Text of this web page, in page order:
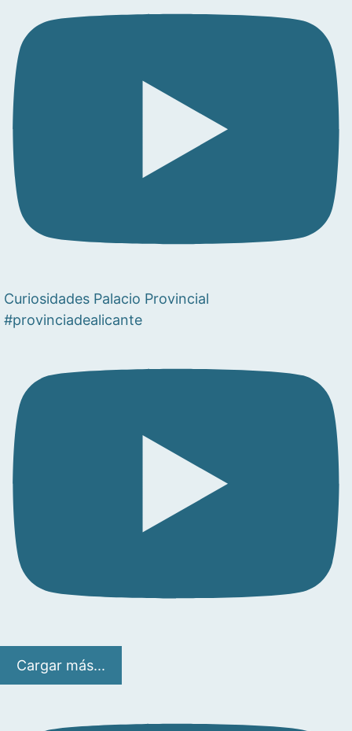
Curiosidades Palacio Provincial
#provinciadealicante
Cargar más...